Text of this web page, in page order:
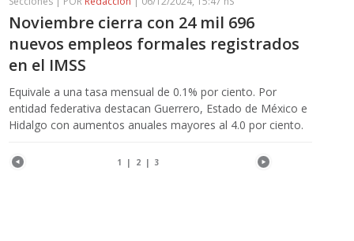
Noviembre cierra con 24 mil 696
nuevos empleos formales registrados
en el IMSS
Equivale a una tasa mensual de 0.1% por ciento. Por
entidad federativa destacan Guerrero, Estado de México e
Hidalgo con aumentos anuales mayores al 4.0 por ciento.
1 | 2 |3